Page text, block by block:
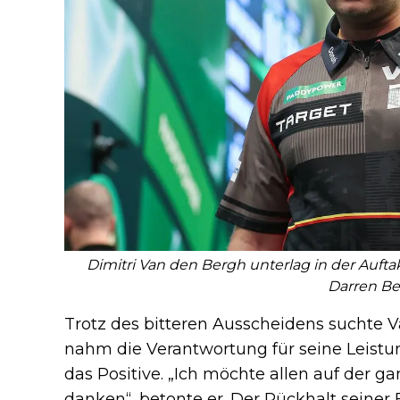
Dimitri Van den Bergh unterlag in der
Darren
Trotz des bitteren Ausscheidens suchte
nahm die Verantwortung für seine
das Positive. „Ich möchte allen auf der